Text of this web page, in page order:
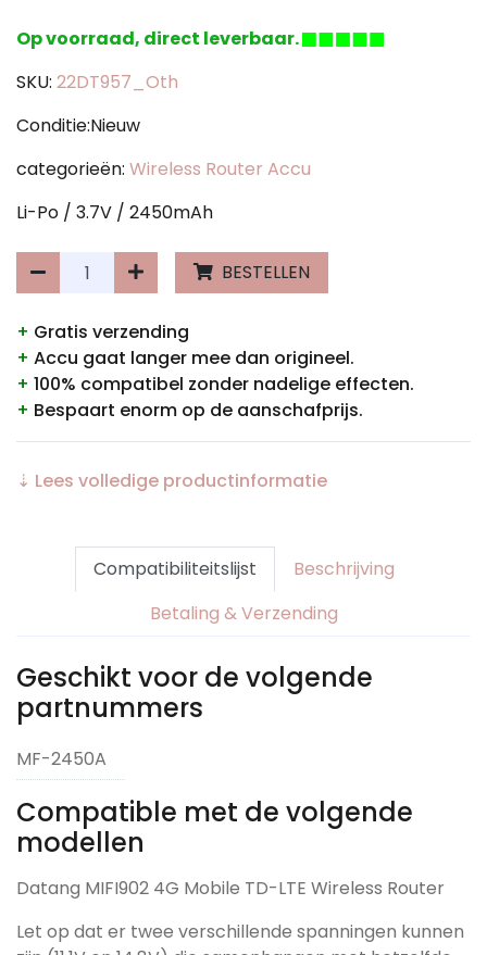
Op voorraad, direct leverbaar.
SKU: 22DT957_Oth
Conditie:Nieuw
categorieën: Wireless Router Accu
Li-Po / 3.7V / 2450mAh
BESTELLEN
+ Gratis verzending
+ Accu gaat langer mee dan origineel.
+ 100% compatibel zonder nadelige effecten.
+ Bespaart enorm op de aanschafprijs.
⇣ Lees volledige productinformatie
Compatibiliteitslijst
Beschrijving
Betaling & Verzending
Geschikt voor de volgende
partnummers
MF-2450A
Compatible met de volgende
modellen
Datang MIFI902 4G Mobile TD-LTE Wireless Router
Let op dat er twee verschillende spanningen kunnen